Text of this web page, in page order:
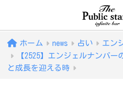
ホーム news 占い
エン
【2525】エンジェルナンバ
と成長を迎える時